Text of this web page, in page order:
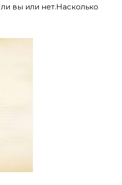
вы или нет.Насколько